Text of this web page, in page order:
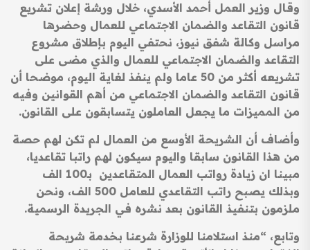
وقال وزير العمل أحمد الأسدي، خلال ورشة إعلان تشريع
قانون التقاعد والضمان الاجتماعي للعمال وحضرها
مراسل وكالة شفق نيوز، نحتفي اليوم بإطلاق مشروع
التقاعد والضمان الاجتماعي للعمال والذي مضى على
تشريعه أكثر من 50 عاما ولم ينفذ لغاية اليوم، موضحا أن
قانون التقاعد والضمان الاجتماعي من أهم القوانين وفيه
من المميزات ما يجعل العاملون يتسابقون على القانون.
وأضاف أن الشريحة الأوسع من العمال لم تكن لهم حصة
من هذا القانون سابقا واليوم سيكون لهم راتبا تقاعديا،
مبينا ان زيادة رواتب العمال المتقاعدين بـ100 الف
وبذلك يصبح راتب التقاعدي للعامل 500 الف، ونحن
ملزمون بتنفيذ القانون بعد نشره في الجريدة الرسمية.
وتابع، “منذ استلامنا للوزارة شرعنا بخدمة شريحة